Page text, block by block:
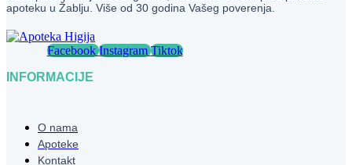
apoteku u Žablju. Više od 30 godina Vašeg poverenja.
Facebook Instagram Tiktok
INFORMACIJE
O nama
Apoteke
Kontakt